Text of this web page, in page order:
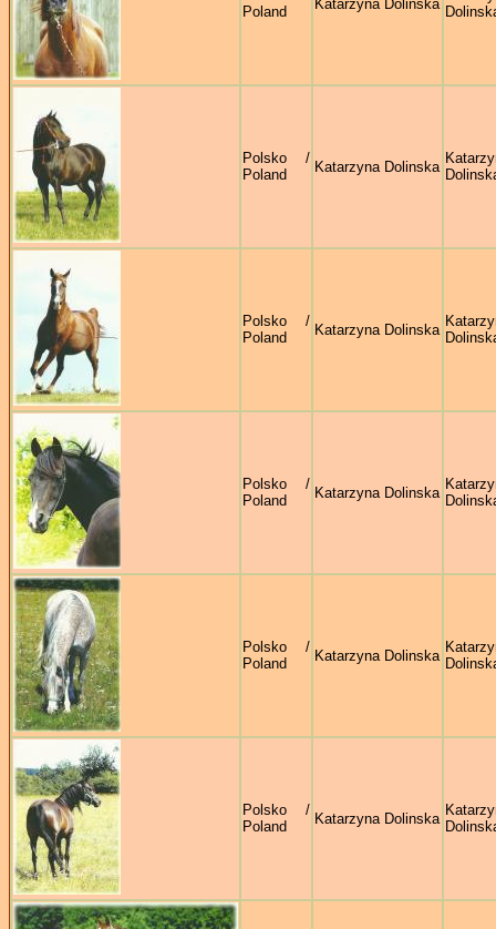
Poland
Katarzyna Dolinska
Polsko /
Poland
Katarzyna Dolinska
Polsko /
Poland
Katarzyna Dolinska
Polsko /
Poland
Katarzyna Dolinska
Polsko /
Poland
Katarzyna Dolinska
Polsko /
Poland
Katarzyna Dolinska